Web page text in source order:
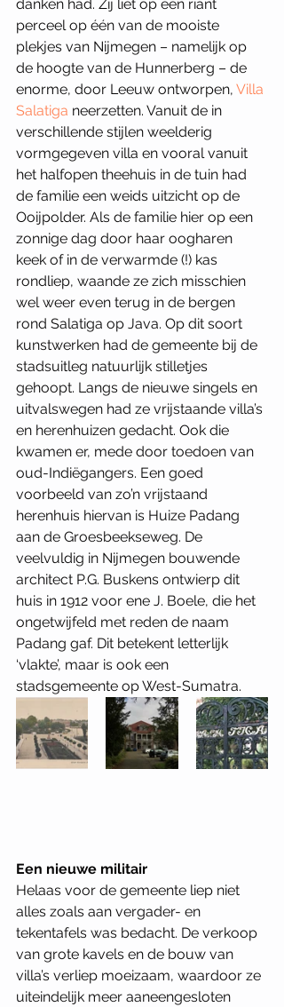
danken had. Zij liet op een riant
perceel op één van de mooiste
plekjes van Nijmegen – namelijk op
de hoogte van de Hunnerberg – de
enorme, door Leeuw ontworpen, Villa
Salatiga neerzetten. Vanuit de in
verschillende stijlen weelderig
vormgegeven villa en vooral vanuit
het halfopen theehuis in de tuin had
de familie een weids uitzicht op de
Ooijpolder. Als de familie hier op een
zonnige dag door haar oogharen
keek of in de verwarmde (!) kas
rondliep, waande ze zich misschien
wel weer even terug in de bergen
rond Salatiga op Java. Op dit soort
kunstwerken had de gemeente bij de
stadsuitleg natuurlijk stilletjes
gehoopt. Langs de nieuwe singels en
uitvalswegen had ze vrijstaande villa’s
en herenhuizen gedacht. Ook die
kwamen er, mede door toedoen van
oud-Indiëgangers. Een goed
voorbeeld van zo’n vrijstaand
herenhuis hiervan is Huize Padang
aan de Groesbeekseweg. De
veelvuldig in Nijmegen bouwende
architect P.G. Buskens ontwierp dit
huis in 1912 voor ene J. Boele, die het
ongetwijfeld met reden de naam
Padang gaf. Dit betekent letterlijk
‘vlakte’, maar is ook een
stadsgemeente op West-Sumatra.
Een nieuwe militair
Helaas voor de gemeente liep niet
alles zoals aan vergader- en
tekentafels was bedacht. De verkoop
van grote kavels en de bouw van
villa’s verliep moeizaam, waardoor ze
uiteindelijk meer aaneengesloten